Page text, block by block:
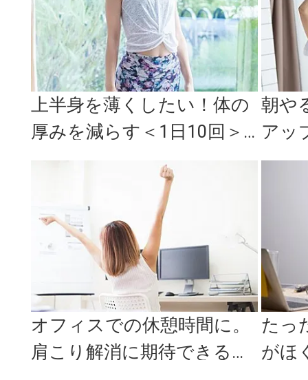
上半身を薄くしたい！体の
厚みを減らす＜1日10回＞
簡単トレーニング3選
朝や
アッ
すめ
オフィスでの休憩時間に。
肩こり解消に期待できる簡
たっ
がほ